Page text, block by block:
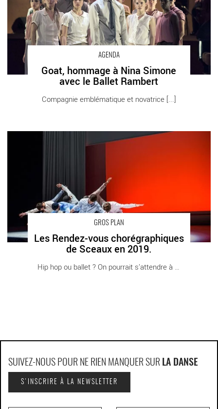
AGENDA
Goat, hommage à Nina Simone
avec le Ballet Rambert
Compagnie emblématique et novatrice [...]
GROS PLAN
Les Rendez-vous chorégraphiques
de Sceaux en 2019.
Hip hop ou ballet ? On pourrait s’attendre à [...]
Les Rendez-vous chorégraphiques de Sceaux en 2019. -
Critique sortie Danse Sceaux
SUIVEZ-NOUS POUR NE RIEN MANQUER SUR LA DANSE
S'INSCRIRE À LA NEWSLETTER